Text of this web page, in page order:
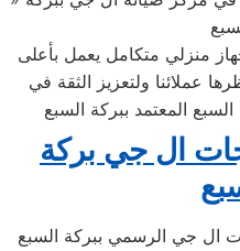
منزلي متكامل يعمل بأعلى
عملائنا ولتعزيز الثقة في
ال جي بركة
ال جي الرسمي ببركة السبع